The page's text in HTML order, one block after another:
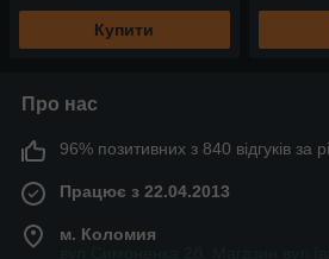
Купити
Про нас
96% позитивних з 840 відгуків за
Працює з 22.04.2013
м. Коломия